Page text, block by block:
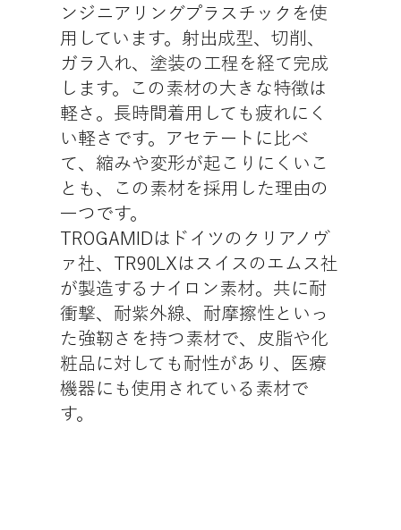
ンジニアリングプラスチックを使
用しています。射出成型、切削、
ガラ入れ、塗装の工程を経て完成
します。この素材の大きな特徴は
軽さ。長時間着用しても疲れにく
い軽さです。アセテートに比べ
て、縮みや変形が起こりにくいこ
とも、この素材を採用した理由の
一つです。
TROGAMIDはドイツのクリアノヴ
ァ社、TR90LXはスイスのエムス社
が製造するナイロン素材。共に耐
衝撃、耐紫外線、耐摩擦性といっ
た強靭さを持つ素材で、皮脂や化
粧品に対しても耐性があり、医療
機器にも使用されている素材で
す。